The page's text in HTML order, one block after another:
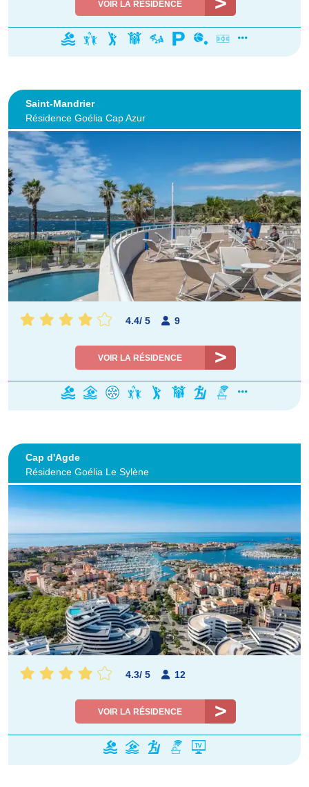
VOIR LA RÉSIDENCE
Saint-Mandrier
Résidence Goélia Cap Azur
4.4/ 5 9
VOIR LA RÉSIDENCE
Cap d'Agde
Résidence Goélia Le Sylène
4.3/ 5 12
VOIR LA RÉSIDENCE